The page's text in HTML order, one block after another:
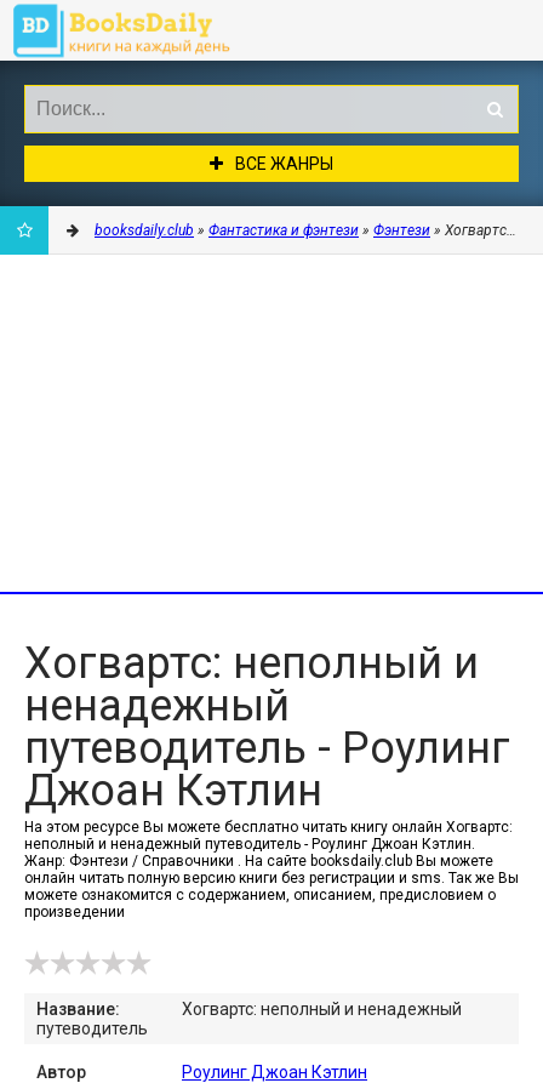
ВСЕ ЖАНРЫ
booksdaily.club » Фантастика и фэнтези » Фэнтези » Хогвартс:
Хогвартс: неполный и
ненадежный
путеводитель - Роулинг
Джоан Кэтлин
На этом ресурсе Вы можете бесплатно читать книгу онлайн Хогвартс:
неполный и ненадежный путеводитель - Роулинг Джоан Кэтлин.
Жанр: Фэнтези / Справочники . На сайте booksdaily.club Вы можете
онлайн читать полную версию книги без регистрации и sms. Так же Вы
можете ознакомится с содержанием, описанием, предисловием о
произведении
Название:
Хогвартс: неполный и ненадежный
путеводитель
Автор Роулинг Джоан Кэтлин